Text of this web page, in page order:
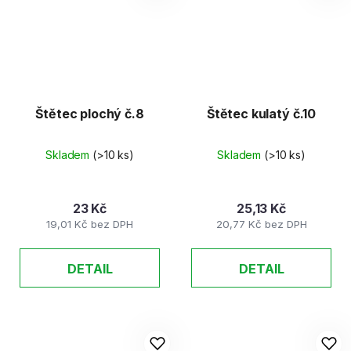
Štětec plochý č.8
Skladem (>10 ks)
19,01 Kč bez DPH
23 Kč
DETAIL
Štětec kulatý č.10
Skladem (>10 ks)
20,77 Kč bez DPH
25,13 Kč
DETAIL